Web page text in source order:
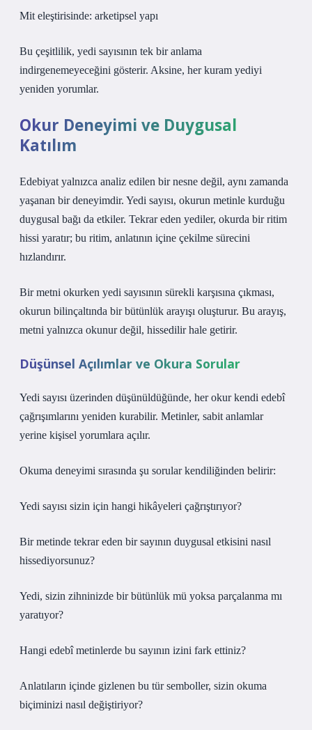
Mit eleştirisinde: arketipsel yapı
Bu çeşitlilik, yedi sayısının tek bir anlama
indirgenemeyeceğini gösterir. Aksine, her kuram yediyi
yeniden yorumlar.
Okur Deneyimi ve Duygusal
Katılım
Edebiyat yalnızca analiz edilen bir nesne değil, aynı zamanda
yaşanan bir deneyimdir. Yedi sayısı, okurun metinle kurduğu
duygusal bağı da etkiler. Tekrar eden yediler, okurda bir ritim
hissi yaratır; bu ritim, anlatının içine çekilme sürecini
hızlandırır.
Bir metni okurken yedi sayısının sürekli karşısına çıkması,
okurun bilinçaltında bir bütünlük arayışı oluşturur. Bu arayış,
metni yalnızca okunur değil, hissedilir hale getirir.
Düşünsel Açılımlar ve Okura Sorular
Yedi sayısı üzerinden düşünüldüğünde, her okur kendi edebî
çağrışımlarını yeniden kurabilir. Metinler, sabit anlamlar
yerine kişisel yorumlara açılır.
Okuma deneyimi sırasında şu sorular kendiliğinden belirir:
Yedi sayısı sizin için hangi hikâyeleri çağrıştırıyor?
Bir metinde tekrar eden bir sayının duygusal etkisini nasıl
hissediyorsunuz?
Yedi, sizin zihninizde bir bütünlük mü yoksa parçalanma mı
yaratıyor?
Hangi edebî metinlerde bu sayının izini fark ettiniz?
Anlatıların içinde gizlenen bu tür semboller, sizin okuma
biçiminizi nasıl değiştiriyor?